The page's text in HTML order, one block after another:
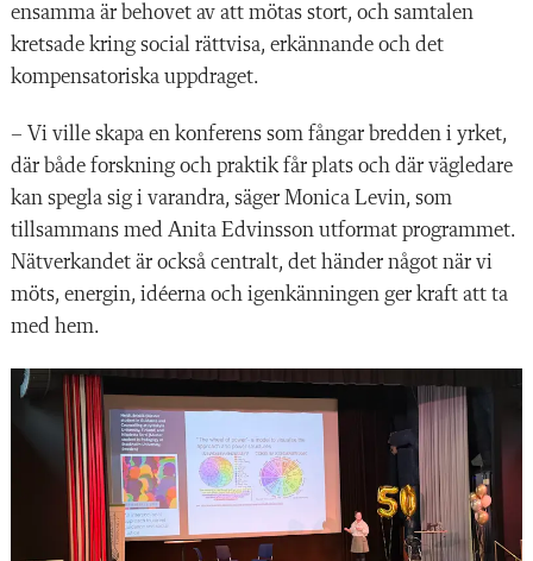
ensamma är behovet av att mötas stort, och samtalen
kretsade kring social rättvisa, erkännande och det
kompensatoriska uppdraget.
– Vi ville skapa en konferens som fångar bredden i yrket,
där både forskning och praktik får plats och där vägledare
kan spegla sig i varandra, säger Monica Levin, som
tillsammans med Anita Edvinsson utformat programmet.
Nätverkandet är också centralt, det händer något när vi
möts, energin, idéerna och igenkänningen ger kraft att ta
med hem.